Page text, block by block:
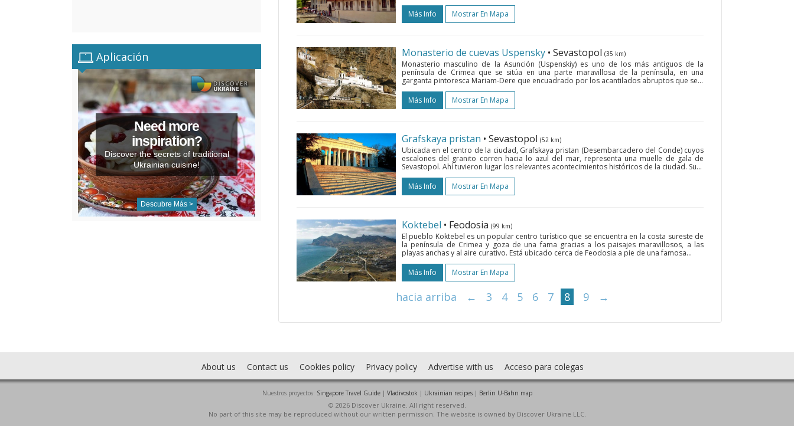
Aplicación
Need more
inspiration?
Discover the secrets of traditional
Ukrainian cuisine!
Descubre Más >
Más Info
Mostrar En Mapa
Monasterio de cuevas Uspensky • Sevastopol (35 km)
Monasterio masculino de la Asunción (Uspenskiy) es uno de los más antiguos de la
península de Crimea que se sitúa en una parte maravillosa de la península, en una
garganta pintoresca Mariam-Dere que encuadrado por los acantilados abruptos que se...
Más Info
Mostrar En Mapa
Grafskaya pristan • Sevastopol (52 km)
Ubicada en el centro de la ciudad, Grafskaya pristan (Desembarcadero del Conde) cuyos
escalones del granito corren hacia lo azul del mar, representa una muelle de gala de
Sevastopol. Ahí tuvieron lugar los relevantes acontecimientos históricos de la ciudad. Su...
Más Info
Mostrar En Mapa
Koktebel • Feodosia (99 km)
El pueblo Koktebel es un popular centro turístico que se encuentra en la costa sureste de
la península de Crimea y goza de una fama gracias a los paisajes maravillosos, a las
playas anchas y al aire curativo. Está ubicado cerca de Feodosia a pie de una famosa...
Más Info
Mostrar En Mapa
hacia arriba ← 3 4 5 6 7 8 9 →
About us Contact us Cookies policy Privacy policy Advertise with us Acceso para colegas
Nuestros proyectos: Singapore Travel Guide| Vladivostok | Ukrainian recipes| Berlin U-Bahn map
© 2026 Discover Ukraine. All right reserved.
No part of this site may be reproduced without our written permission. The website is owned by Discover Ukraine LLC.